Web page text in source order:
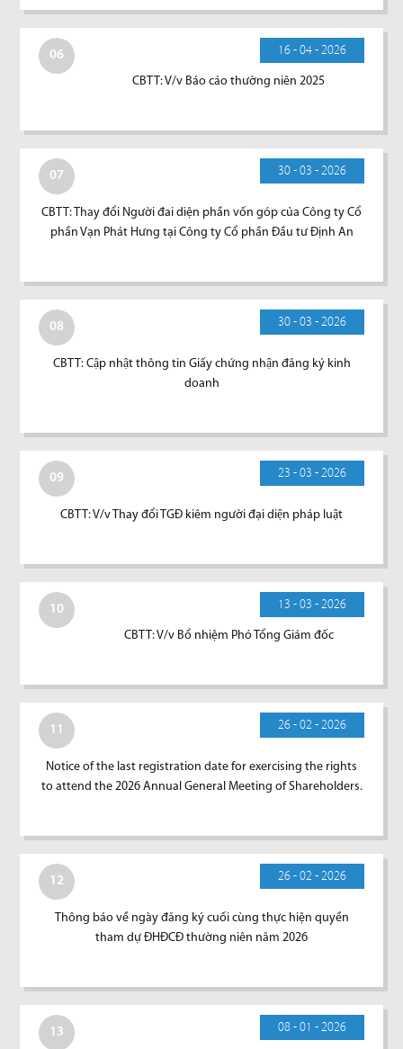
06 16 - 04 - 2026
CBTT: V/v Báo cáo thường niên 2025
07 30 - 03 - 2026
CBTT: Thay đổi Người đai diện phần vốn góp của Công ty Cổ
phần Vạn Phát Hưng tại Công ty Cổ phần Đầu tư Định An
08 30 - 03 - 2026
CBTT: Cập nhật thông tin Giấy chứng nhận đăng ký kinh
doanh
09 23 - 03 - 2026
CBTT: V/v Thay đổi TGĐ kiêm người đại diện pháp luật
10 13 - 03 - 2026
CBTT: V/v Bổ nhiệm Phó Tổng Giám đốc
11 26 - 02 - 2026
Notice of the last registration date for exercising the rights
to attend the 2026 Annual General Meeting of Shareholders.
12 26 - 02 - 2026
Thông báo về ngày đăng ký cuối cùng thực hiện quyền
tham dự ĐHĐCĐ thường niên năm 2026
13 08 - 01 - 2026